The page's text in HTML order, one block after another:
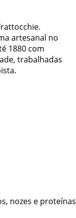
artesanal no
1880 com
trabalhadas
nozes e proteínas